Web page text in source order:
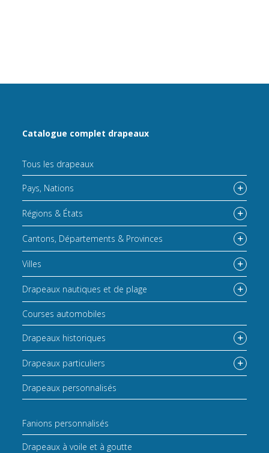
Catalogue complet drapeaux
Tous les drapeaux
Pays, Nations
Régions & États
Cantons, Départements & Provinces
Villes
Drapeaux nautiques et de plage
Courses automobiles
Drapeaux historiques
Drapeaux particuliers
Drapeaux personnalisés
Fanions personnalisés
Drapeaux à voile et à goutte